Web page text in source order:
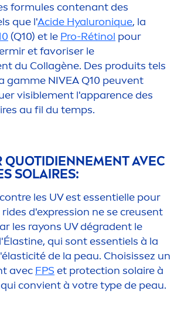
formules contenant des
que l'Acide Hyaluronique, la
(Q10) et le Pro-Rétinol pour
et favoriser le
t du Collagène. Des produits tels
gamme NIVEAQ10 peuvent
visiblement l'apparence des
au fil du temps.
QUOTIDIENNEMENT AVEC
SOLAIRES:
les UV est essentielle pour
d'expression ne se creusent
les rayons UV dégradent le
qui sont essentiels à la
de la peau. Choisissez un
avec FPS et protection solaire à
convient à votre type de peau.